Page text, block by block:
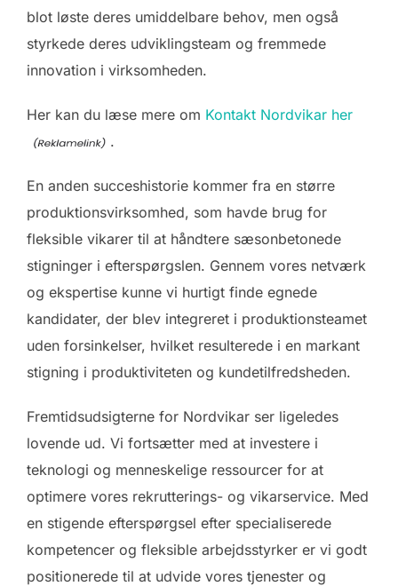
blot løste deres umiddelbare behov, men også
styrkede deres udviklingsteam og fremmede
innovation i virksomheden.
Her kan du læse mere om Kontakt Nordvikar her
.
En anden succeshistorie kommer fra en større
produktionsvirksomhed, som havde brug for
fleksible vikarer til at håndtere sæsonbetonede
stigninger i efterspørgslen. Gennem vores netværk
og ekspertise kunne vi hurtigt finde egnede
kandidater, der blev integreret i produktionsteamet
uden forsinkelser, hvilket resulterede i en markant
stigning i produktiviteten og kundetilfredsheden.
Fremtidsudsigterne for Nordvikar ser ligeledes
lovende ud. Vi fortsætter med at investere i
teknologi og menneskelige ressourcer for at
optimere vores rekrutterings- og vikarservice. Med
en stigende efterspørgsel efter specialiserede
kompetencer og fleksible arbejdsstyrker er vi godt
positionerede til at udvide vores tjenester og